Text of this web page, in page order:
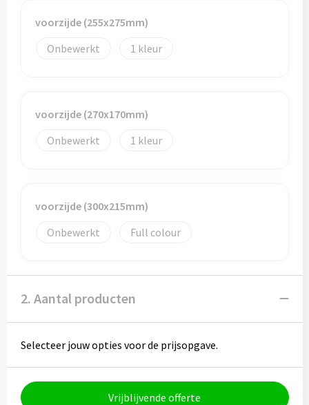
Merken
Zelfklevende memo's
Notablokken
Eten & drinken
Drinkbekers
voorzijde (255x275mm)
Onbewerkt
1
voorzijde (270x170mm)
Onbewerkt
1
voorzijde (300x215mm)
Onbewerkt
Full colour
2. Aantal producten
Selecteer jouw opties voor de prijsopgave.
Vrijblijvende offerte